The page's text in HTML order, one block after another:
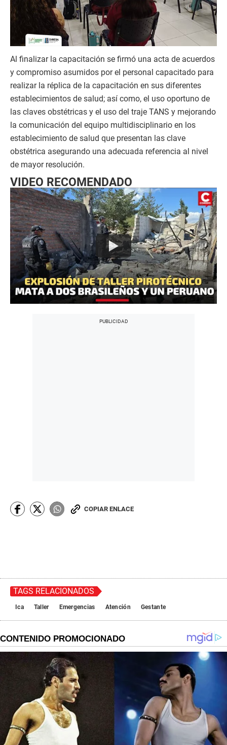
Al finalizar la capacitación se firmó una acta de acuerdos
y compromiso asumidos por el personal capacitado para
realizar la réplica de la capacitación en sus diferentes
establecimientos de salud; así como, el uso oportuno de
las claves obstétricas y el uso del traje TANS y mejorando
la comunicación del equipo multidisciplinario en los
establecimiento de salud que presentan las clave
obstétrica asegurando una adecuada referencia al nivel
de mayor resolución.
VIDEO RECOMENDADO
COPIAR ENLACE
TAGS RELACIONADOS
Ica Taller Emergencias Atención Gestante